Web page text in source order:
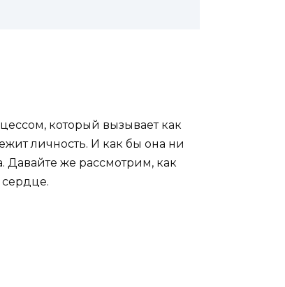
который вызывает как
личность. И как бы она ни
Давайте же рассмотрим, как
сердце.